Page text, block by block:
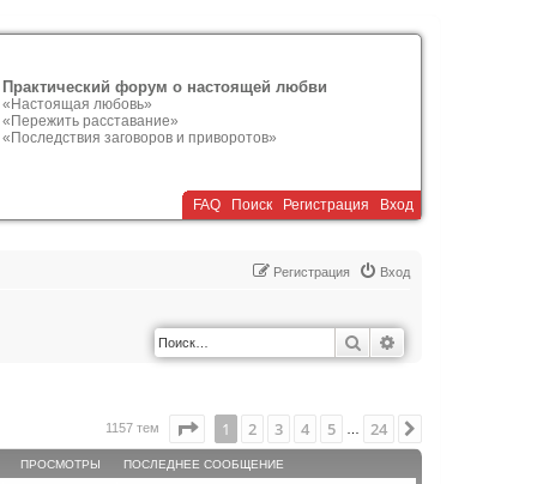
Практический форум о настоящей любви
«Настоящая любовь»
«Пережить расставание»
«Последствия заговоров и приворотов»
FAQ Поиск Регистрация Вход
Вход
Регистрация
Поиск
1157 тем Страница1 из 24
1 2 3 4 5 24
ПРОСМОТРЫ ПОСЛЕДНЕЕ СООБЩЕНИЕ